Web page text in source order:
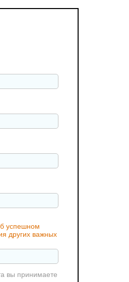
успешном
других важных
вы принимаете